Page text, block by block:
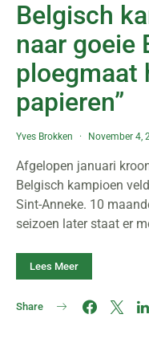
Belgisch
naar goeie
ploegmaat
papieren”
Yves Brokken November 4,
Afgelopen januari
Belgisch kampioen
Sint-Anneke. 10
seizoen later staat er
Lees Meer
Share